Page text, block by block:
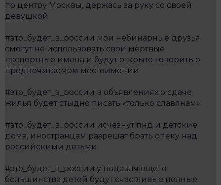
по центру Москвы, держась за руку со своей
девушкой
#это_будет_в_россии мои небинарные друзья
смогут не использовать свои мёртвые
паспортные имена и будут открыто говорить о
предпочитаемом местоимении
#это_будет_в_россии в объявлениях о сдаче
жилья будет стыдно писать «только славянам»
#это_будет_в_россии исчезнут пнд и детские
дома, иностранцам разрешат брать опеку над
российскими детьми
#это_будет_в_россии у подавляющего
большинства детей будут счастливые полные